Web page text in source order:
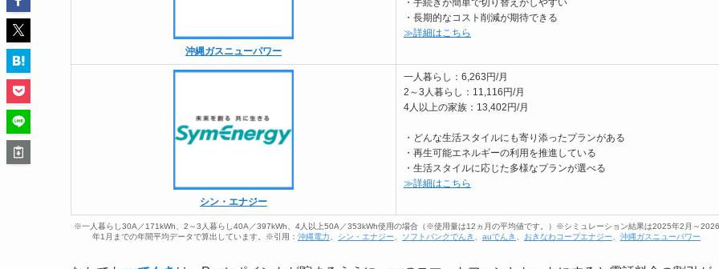
沖縄ガスニューパワー
・長期的なコスト削減が期待できる
≫詳細はこちら
シン・エナジー
一人暮らし：6,263円/月
2～3人暮らし：11,116円/月
4人以上の家族：13,402円/月
・どんな生活スタイルにも寄り添ったプランがある
・再生可能エネルギーの利用を推進している
・生活スタイルに応じた多様なプランが選べる
≫詳細はこちら
※一人暮らし30A／171kWh、2～3人暮らし40A／397kWh、4人以上50A／353kWh使用の場合（※使用量は12ヵ月の平均値です。）※シミュレーション結果は2025年2月～2026
年1月までの年間平均データで算出しています。※引用： 沖縄電力 シン・エナジー ソフトバンクでんき auでんき おきなわコープエナジー 沖縄ガスニューパワー